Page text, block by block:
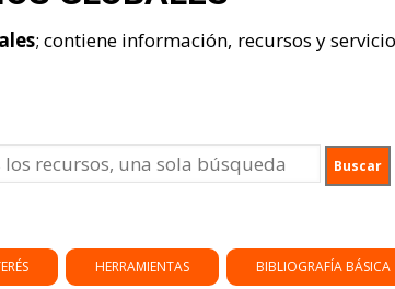
; contiene información, recursos y
HERRAMIENTAS BIBLIOGRAFÍA BÁSICA